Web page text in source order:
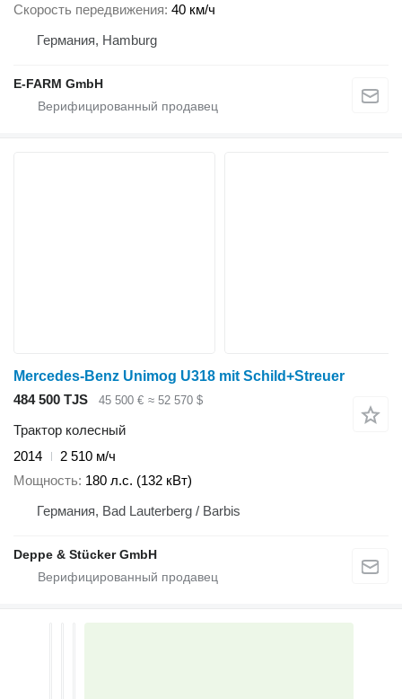
Скорость передвижения 40 км/ч
Германия, Hamburg
E-FARM GmbH
Mercedes-Benz Unimog U318 mit Schild+Streuer
484 500 TJS
45 500 € ≈ 52 570 $
Трактор колесный
2014
2 510 м/ч
Мощность 180 л.с. (132 кВт)
Германия, Bad Lauterberg / Barbis
Deppe & Stücker GmbH